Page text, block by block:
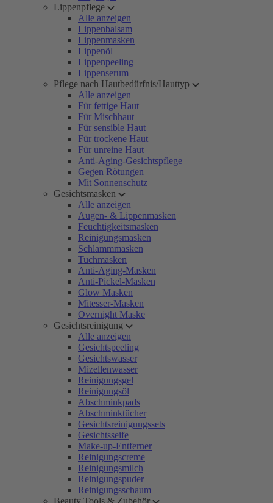
Lippenpflege
Alle anzeigen
Lippenbalsam
Lippenmasken
Lippenöl
Lippenpeeling
Lippenserum
Pflege nach Hautbedürfnis/Hauttyp
Alle anzeigen
Für fettige Haut
Für Mischhaut
Für sensible Haut
Für trockene Haut
Für unreine Haut
Anti-Aging-Gesichtspflege
Gegen Rötungen
Mit Sonnenschutz
Gesichtsmasken
Alle anzeigen
Augen- & Lippenmasken
Feuchtigkeitsmasken
Reinigungsmasken
Schlammmasken
Tuchmasken
Anti-Aging-Masken
Anti-Pickel-Masken
Glow Masken
Mitesser-Masken
Overnight Maske
Gesichtsreinigung
Alle anzeigen
Gesichtspeeling
Gesichtswasser
Mizellenwasser
Reinigungsgel
Reinigungsöl
Abschminkpads
Abschminktücher
Gesichtsreinigungssets
Gesichtsseife
Make-up-Entferner
Reinigungscreme
Reinigungsmilch
Reinigungspuder
Reinigungsschaum
Beauty Tools & Zubehör